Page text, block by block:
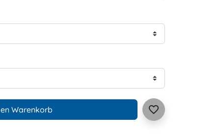
Warenkorb favorite_border